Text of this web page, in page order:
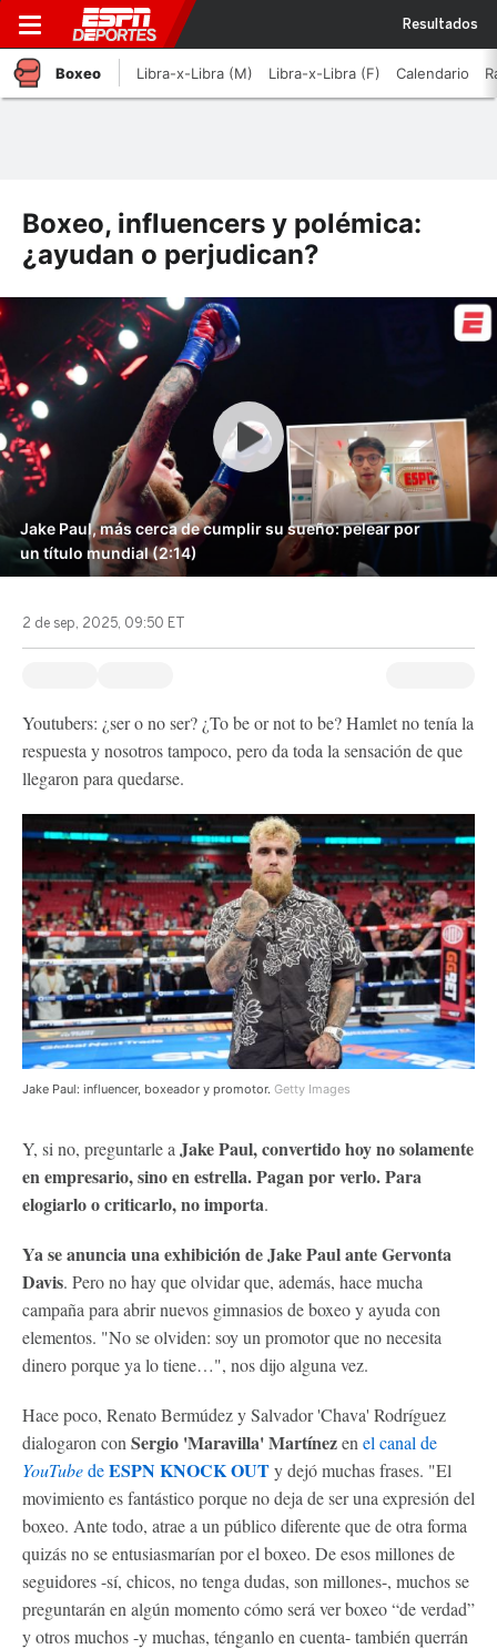
Resultados
Boxeo Libra-x-Libra (M) Libra-x-Libra (F) Calendario
Boxeo, influencers y polémica:
¿ayudan o perjudican?
Jake Paul, más cerca de cumplir su sueño: pelear por
un título mundial (2:14)
2 de sep, 2025, 09:50 ET
Youtubers: ¿ser o no ser? ¿To be or not to be? Hamlet no tenía la
respuesta y nosotros tampoco, pero da toda la sensación de que
llegaron para quedarse.
Jake Paul: influencer, boxeador y promotor. Getty Images
Y, si no, preguntarle a Jake Paul, convertido hoy no solamente
en empresario, sino en estrella. Pagan por verlo. Para
elogiarlo o criticarlo, no importa.
Ya se anuncia una exhibición de Jake Paul ante Gervonta
Davis. Pero no hay que olvidar que, además, hace mucha
campaña para abrir nuevos gimnasios de boxeo y ayuda con
elementos. "No se olviden: soy un promotor que no necesita
dinero porque ya lo tiene…", nos dijo alguna vez.
Hace poco, Renato Bermúdez y Salvador 'Chava' Rodríguez
dialogaron con Sergio 'Maravilla' Martínezen el canal de
YouTubedeESPN KNOCK OUTy dejó muchas frases. "El
movimiento es fantástico porque no deja de ser una expresión del
boxeo. Ante todo, atrae a un público diferente que de otra forma
quizás no se entusiasmarían por el boxeo. De esos millones de
seguidores -sí, chicos, no tenga dudas, son millones-, muchos se
preguntarán en algún momento cómo será ver boxeo “de verdad”
y otros muchos -y muchas, ténganlo en cuenta- también querrán